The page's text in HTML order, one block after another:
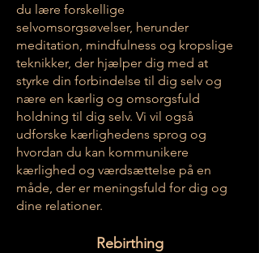
du lære forskellige
selvomsorgsøvelser, herunder
meditation, mindfulness og kropslige
teknikker, der hjælper dig med at
styrke din forbindelse til dig selv og
nære en kærlig og omsorgsfuld
holdning til dig selv. Vi vil også
udforske kærlighedens sprog og
hvordan du kan kommunikere
kærlighed og værdsættelse på en
måde, der er meningsfuld for dig og
dine relationer.
Rebirthing